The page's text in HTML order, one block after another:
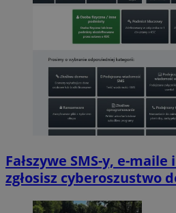
Fałszywe SMS-y, e-
zgłosisz cyberoszustwo